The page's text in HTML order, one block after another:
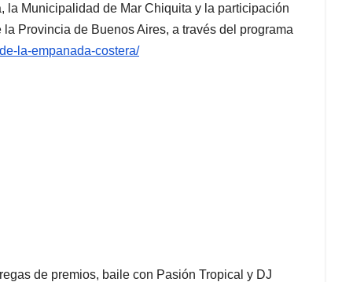
la Municipalidad de Mar Chiquita y la participación
Provincia de Buenos Aires, a través del programa
la-empanada-costera/
de premios, baile con Pasión Tropical y DJ